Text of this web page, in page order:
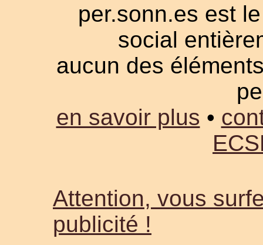
per.sonn.es est
social
aucun des
en savoir plus •
Attention, vous
publicité !